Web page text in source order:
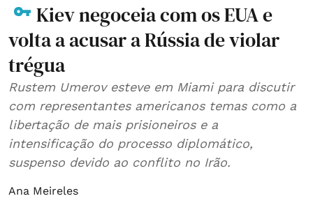
Kiev negoceia com os EUA e
volta a acusar a Rússia de violar
trégua
Rustem Umerov esteve em Miami para discutir
com representantes americanos temas como a
libertação de mais prisioneiros e a
intensificação do processo diplomático,
suspenso devido ao conflito no Irão.
Ana Meireles